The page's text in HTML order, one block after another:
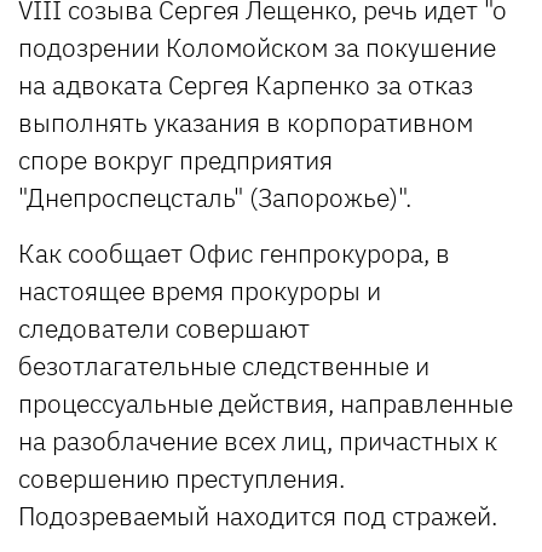
VIII созыва Сергея Лещенко, речь идет "о
подозрении Коломойском за покушение
на адвоката Сергея Карпенко за отказ
выполнять указания в корпоративном
споре вокруг предприятия
"Днепроспецсталь" (Запорожье)".
Как сообщает Офис генпрокурора, в
настоящее время прокуроры и
следователи совершают
безотлагательные следственные и
процессуальные действия, направленные
на разоблачение всех лиц, причастных к
совершению преступления.
Подозреваемый находится под стражей.